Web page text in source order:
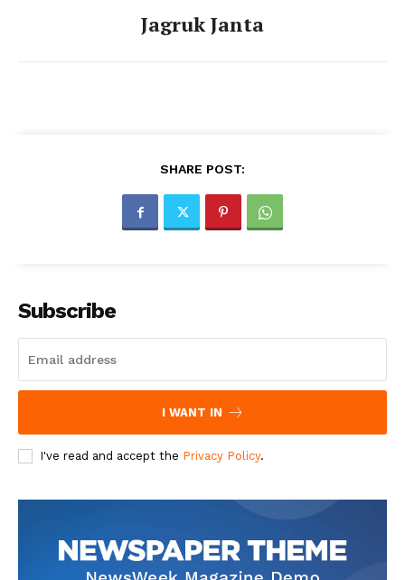
Jagruk Janta
SHARE POST:
Subscribe
I WANT IN
I've read and accept the Privacy Policy.